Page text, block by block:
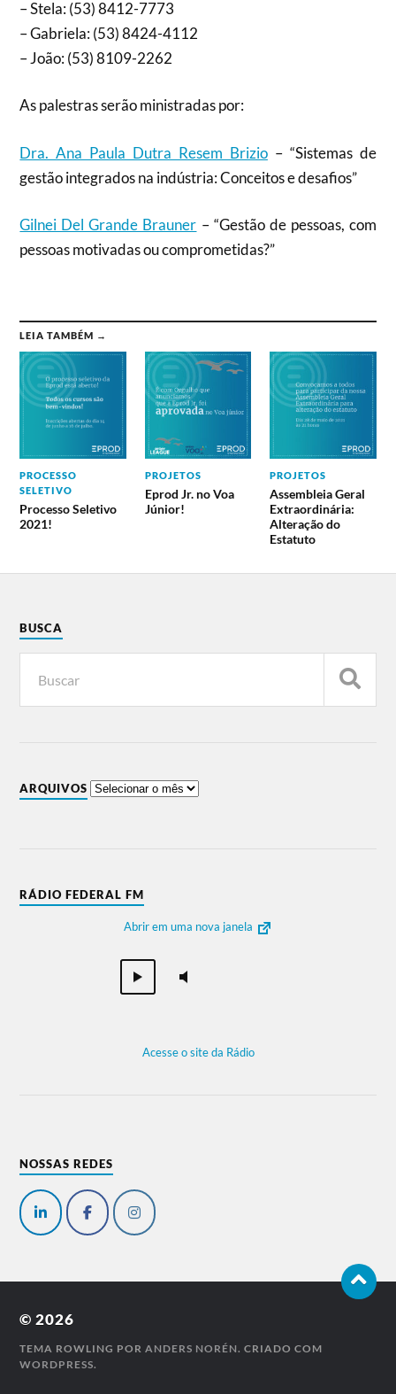
– Stela: (53) 8412-7773
– Gabriela: (53) 8424-4112
– João: (53) 8109-2262
As palestras serão ministradas por:
Dra. Ana Paula Dutra Resem Brizio– “Sistemas de
gestão integrados na indústria: Conceitos e desafios”
Gilnei Del Grande Brauner – “Gestão de pessoas, com
pessoas motivadas ou comprometidas?”
LEIA TAMBÉM →
PROCESSO
SELETIVO
Processo Seletivo
2021!
PROJETOS
Eprod Jr. no Voa
Júnior!
PROJETOS
Assembleia Geral
Extraordinária:
Alteração do
Estatuto
BUSCA
ARQUIVOS
RÁDIO FEDERAL FM
Abrir em uma nova janela
Acesse o site da Rádio
NOSSAS REDES
© 2026
TEMA ROWLING PORANDERS NORÉN. CRIADO COM
WORDPRESS.